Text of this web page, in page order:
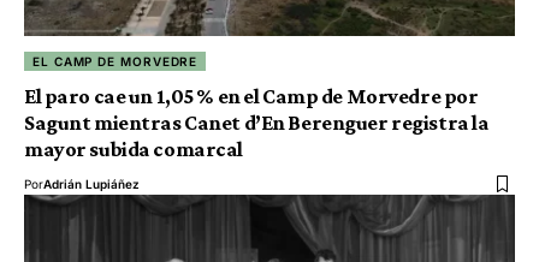
EL CAMP DE MORVEDRE
El paro cae un 1,05 % en el Camp de Morvedre por
Sagunt mientras Canet d’En Berenguer registra la
mayor subida comarcal
PorAdrián Lupiáñez